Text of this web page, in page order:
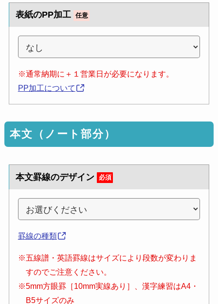
表紙のPP加工 任意
※通常納期に＋１営業日が必要になります。
PP加工について
本文（ノート部分）
本文罫線のデザイン 必須
罫線の種類
※五線譜・英語罫線はサイズにより段数が変わりま
すのでご注意ください。
※5mm方眼罫［10mm実線あり］、漢字練習はA4・
B5サイズのみ